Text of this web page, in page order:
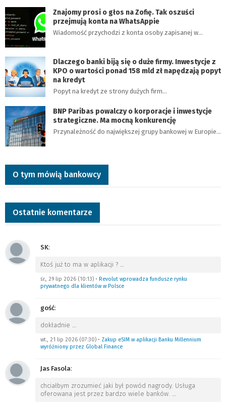
Znajomy prosi o głos na Zofię. Tak oszuści
przejmują konta na WhatsAppie
Wiadomość przychodzi z konta osoby zapisanej w…
Dlaczego banki biją się o duże firmy. Inwestycje z
KPO o wartości ponad 158 mld zł napędzają popyt
na kredyt
Popyt na kredyt ze strony dużych firm…
BNP Paribas powalczy o korporacje i inwestycje
strategiczne. Ma mocną konkurencję
Przynależność do największej grupy bankowej w Europie…
O tym mówią bankowcy
Ostatnie komentarze
SK:
Ktoś już to ma w aplikacji ?
śr., 29 lip 2026 (10:13) • Revolut wprowadza fundusze rynku
prywatnego dla klientów w Polsce
gość:
dokładnie
wt., 21 lip 2026 (07:30) • Zakup eSIM w aplikacji Banku Millennium
wyróżniony przez Global Finance
Jas Fasola:
chciałbym zrozumieć jaki był powód nagrody. Usługa
oferowana jest przez bardzo wiele banków.